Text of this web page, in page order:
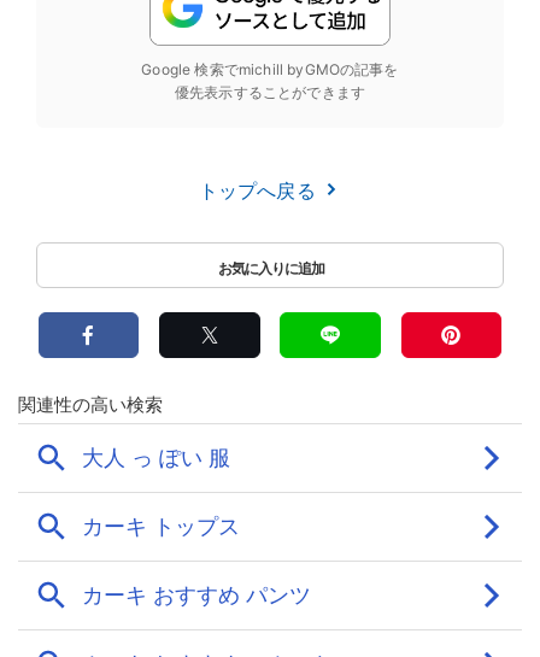
Google 検索でmichill byGMOの記事を
優先表示することができます
トップへ戻る